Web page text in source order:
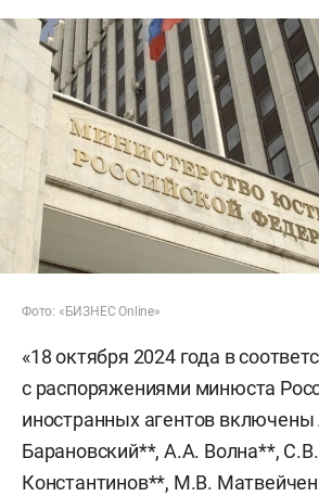
Фото: «БИЗНЕС Online»
«18 октября 2024 года в
с распоряжениями минюста
иностранных агентов
Барановский**, А.А. Волна**,
Константинов**, М.В.